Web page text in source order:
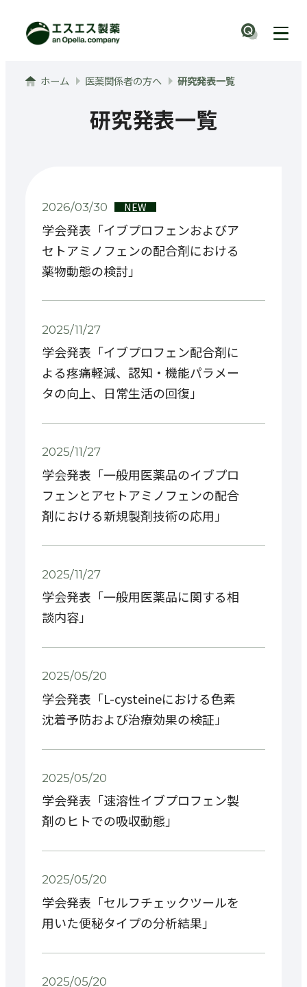
ナビ
ホーム 医薬関係者の方へ 研究発表一覧
研究発表一覧
2026/03/30 NEW
学会発表「イブプロフェンおよびア
セトアミノフェンの配合剤における
薬物動態の検討」
2025/11/27
学会発表「イブプロフェン配合剤に
よる疼痛軽減、認知・機能パラメー
タの向上、日常生活の回復」
2025/11/27
学会発表「一般用医薬品のイブプロ
フェンとアセトアミノフェンの配合
剤における新規製剤技術の応用」
2025/11/27
学会発表「一般用医薬品に関する相
談内容」
2025/05/20
学会発表「L-cysteineにおける色素
沈着予防および治療効果の検証」
2025/05/20
学会発表「速溶性イブプロフェン製
剤のヒトでの吸収動態」
2025/05/20
学会発表「セルフチェックツールを
用いた便秘タイプの分析結果」
2025/05/20